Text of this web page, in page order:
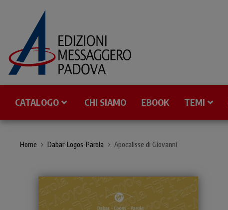
CATALOGO CHI SIAMO EBOOK TEMI
Home Dabar-Logos-Parola Apocalisse di Giovanni